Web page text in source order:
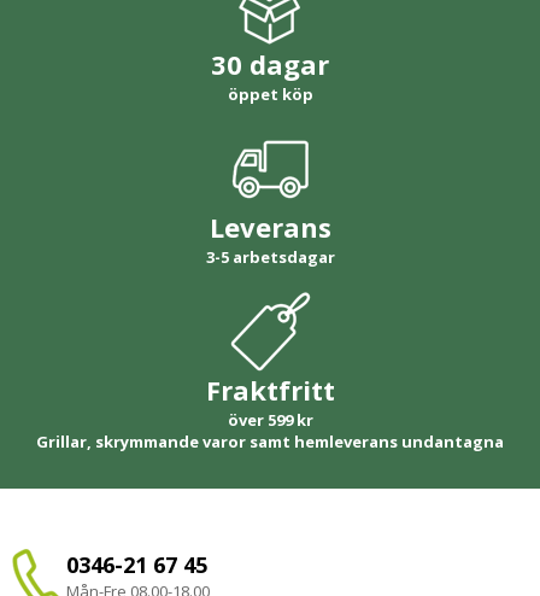
30 dagar
öppet köp
Leverans
3-5 arbetsdagar
Fraktfritt
över 599 kr
Grillar, skrymmande varor samt hemleverans undantagna
0346-21 67 45
Mån-Fre 08.00-18.00